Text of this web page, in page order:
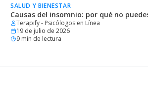
SALUD Y BIENESTAR
Causas del insomnio: por qué no
Terapify - Psicólogos en Línea
19 de julio de 2026
9 min de lectura